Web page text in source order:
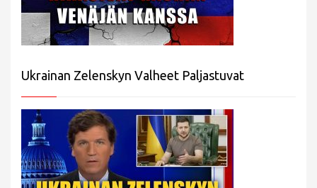
Ukrainan Zelenskyn Valheet Paljastuvat